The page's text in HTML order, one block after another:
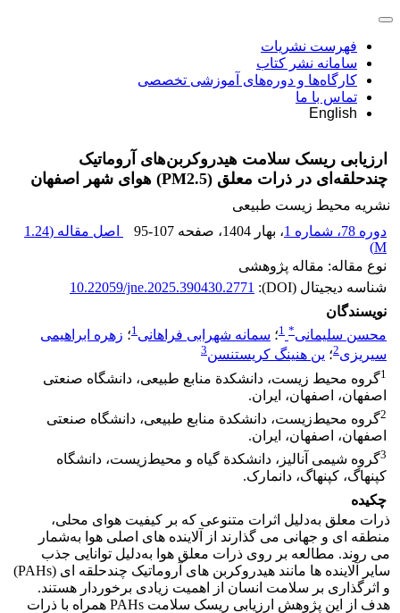
فهرست نشریات
سامانه نشر کتاب
کارگاه‌ها و دوره‌های آموزشی تخصصی
تماس با ما
English
ارزیابی ریسک سلامت هیدروکربن‌های آروماتیک
چندحلقه‌ای در ذرات معلق (PM2.5) هوای شهر اصفهان
نشریه محیط زیست طبیعی
دوره 78، شماره 1
، بهار 1404 ، صفحه 95-107 اصل مقاله (1.24
M
)
نوع مقاله: مقاله پژوهشی
شناسه دیجیتال (DOI):
10.22059/jne.2025.390430.2771
نویسندگان
محسن سلیمانی*
1؛ سمانه شهرابی فراهانی1؛ زهره ابراهیمی
سیریزی2؛ ین هنینگ کریستنسن3
1گروه محیط‌ زیست، دانشکدة منابع طبیعی، دانشگاه صنعتی
اصفهان، اصفهان، ایران.
2گروه محیط‌زیست، دانشکدة منابع طبیعی، دانشگاه صنعتی
اصفهان، اصفهان، ایران.
3گروه شیمی آنالیز، دانشکدة گیاه و محیط‌زیست، دانشگاه
کپنهاگ، کپنهاگ، دانمارک.
چکیده
ذرات معلق به‌دلیل اثرات متنوعی که بر کیفیت هوای محلی،
منطقه ­ای و جهانی می­ گذارند از آلاینده­ های اصلی هوا به‌شمار
می­ روند. مطالعه بر روی ذرات معلق هوا به‌دلیل توانایی جذب
سایر آلاینده ­ها مانند هیدروکربن ­های آروماتیک چندحلقه­ ای (PAHs)
و اثرگذاری بر سلامت انسان از اهمیت زیادی برخوردار هستند.
هدف از این پژوهش ارزیابی ریسک سلامت PAHs همراه با ذرات